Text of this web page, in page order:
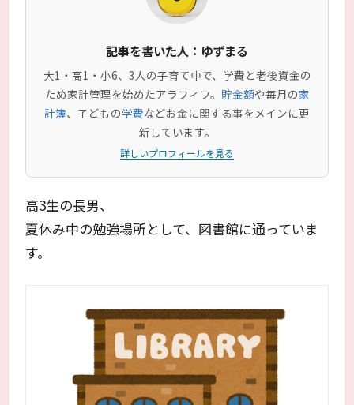
記事を書いた人：ゆずまる
大1・高1・小6、3人の子育て中で、学費と老後資金の
ため家計管理を始めたアラフィフ。 貯金額や毎月の家
計簿、子どもの学費などお金に関する事をメインに更
新しています。
詳しいプロフィールを見る
高3生の長男、
夏休み中の勉強場所として、図書館に通っていま
す。